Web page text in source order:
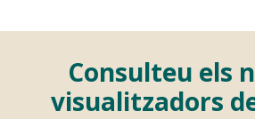
Consulteu els
visualitzadors